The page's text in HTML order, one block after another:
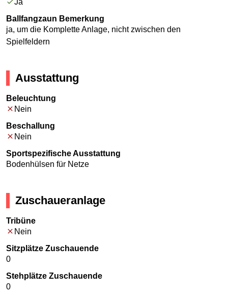
Ja
Ballfangzaun Bemerkung
ja, um die Komplette Anlage, nicht zwischen den
Spielfeldern
Ausstattung
Beleuchtung
Nein
Beschallung
Nein
Sportspezifische Ausstattung
Bodenhülsen für Netze
Zuschaueranlage
Tribüne
Nein
Sitzplätze Zuschauende
0
Stehplätze Zuschauende
0